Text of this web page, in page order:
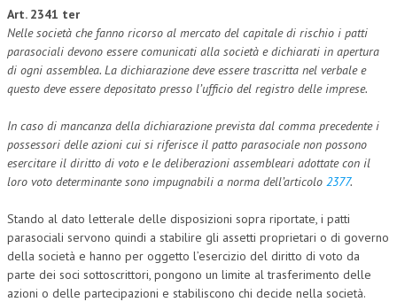
Art. 2341 ter
Nelle società che fanno ricorso al mercato del capitale di rischio i patti
parasociali devono essere comunicati alla società e dichiarati in apertura
di ogni assemblea. La dichiarazione deve essere trascritta nel verbale e
questo deve essere depositato presso l’ufficio del registro delle imprese.
In caso di mancanza della dichiarazione prevista dal comma precedente i
possessori delle azioni cui si riferisce il patto parasociale non possono
esercitare il diritto di voto e le deliberazioni assembleari adottate con il
loro voto determinante sono impugnabili a norma dell’articolo 2377.
Stando al dato letterale delle disposizioni sopra riportate, i patti
parasociali servono quindi a stabilire gli assetti proprietari o di governo
della società e hanno per oggetto l’esercizio del diritto di voto da
parte dei soci sottoscrittori, pongono un limite al trasferimento delle
azioni o delle partecipazioni e stabiliscono chi decide nella società.